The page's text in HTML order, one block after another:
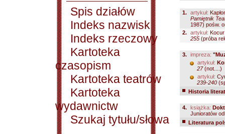
Spis działów
Indeks nazwisk
Indeks rzeczowy
Kartoteka
czasopism
Kartoteka teatrów
Kartoteka
wydawnictw
Szukaj tytułu/słowa
1. artykuł:
Pamiętnik
1987) pośw.
2. artykuł:
255 (próba
3. impreza:
artykuł:
27(not....)
artykuł:
239-240
Historia
4. książka:
Junioratów
Literatura